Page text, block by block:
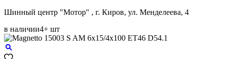
Шинный центр "Мотор" , г. Киров, ул. Менделеева, 4
в наличии4+ шт